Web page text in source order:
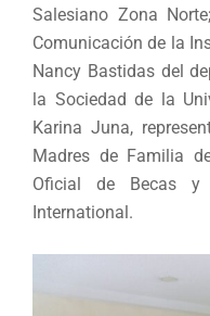
Salesiano Zona
Comunicación de la
Nancy Bastidas del
la Sociedad de la
Karina Juna,
Madres de Familia
Oficial de Becas y
International.